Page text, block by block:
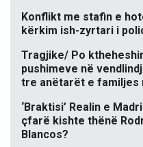
Konflikt me stafin e
kërkim ish-zyrtari i
Tragjike/ Po
pushimeve në
tre anëtarët e familjes
‘Braktisi’ Realin e
çfarë kishte thënë
Blancos?